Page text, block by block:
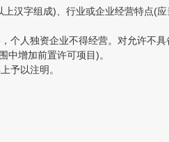
汉字组成)、行业或企业经营特点(
人独资企业不得经营。对允许不具
增加前置许可项目)。
予以注明。